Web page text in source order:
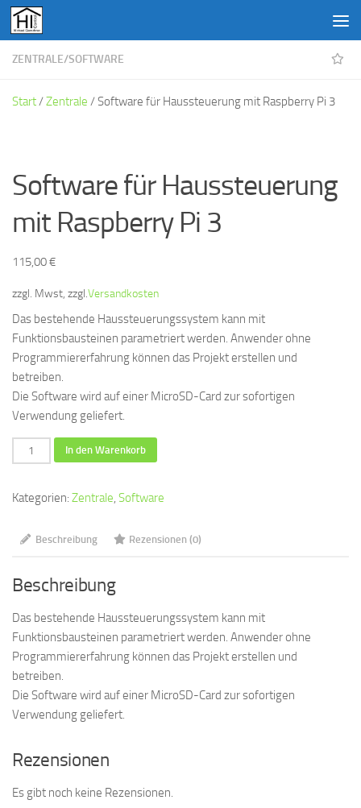
Unter dem Inhalt
ZENTRALE/SOFTWARE
Start/Zentrale / Software für Haussteuerung mit Raspberry Pi 3
Software für Haussteuerung
mit Raspberry Pi 3
115,00€
zzgl. Mwst, zzgl. Versandkosten
Das bestehende Haussteuerungssystem kann mit
Funktionsbausteinen parametriert werden. Anwender ohne
Programmiererfahrung können das Projekt erstellen und
betreiben.
Die Software wird auf einer MicroSD-Card zur sofortigen
Verwendung geliefert.
Software
für
mit
Menge
In den Warenkorb
Kategorien: Zentrale, Software
Beschreibung Rezensionen (0)
Beschreibung
Das bestehende Haussteuerungssystem kann mit
Funktionsbausteinen parametriert werden. Anwender ohne
Programmiererfahrung können das Projekt erstellen und
betreiben.
Die Software wird auf einer MicroSD-Card zur sofortigen
Verwendung geliefert.
Rezensionen
Es gibt noch keine Rezensionen.